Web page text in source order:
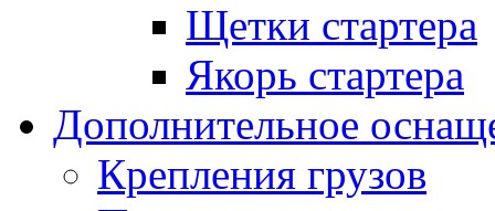
Щетки стартера
Якорь стартера
Дополнительное
Крепления грузов